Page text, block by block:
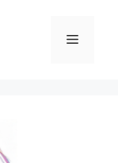
메